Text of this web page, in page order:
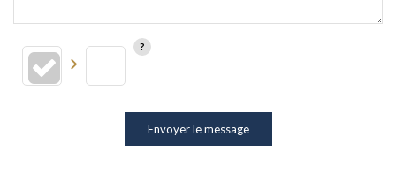
Envoyer le message